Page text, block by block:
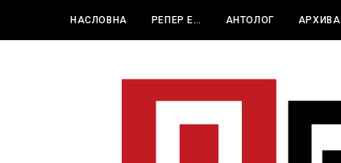
НАСЛОВНА РЕПЕР Е… АНТОЛОГ АРХИВА